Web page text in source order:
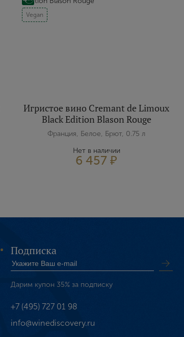
Vegan
Игристое вино Cremant de Limoux
Black Edition Blason Rouge
Франция, Белое, Брют, 0.75 л
Нет в наличии
6 457 ₽
Подписка
Дарим купон 35% за подписку
+7 (495) 727 01 98
info@winediscovery.ru